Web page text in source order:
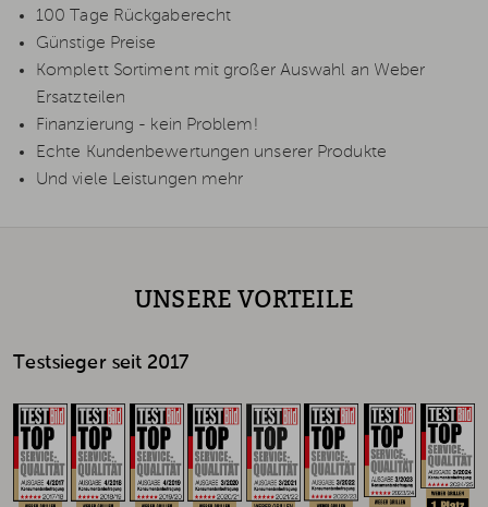
100 Tage Rückgaberecht
Günstige Preise
Komplett Sortiment mit großer Auswahl an Weber
Ersatzteilen
Finanzierung - kein Problem!
Echte Kundenbewertungen unserer Produkte
Und viele Leistungen mehr
UNSERE VORTEILE
Testsieger seit 2017